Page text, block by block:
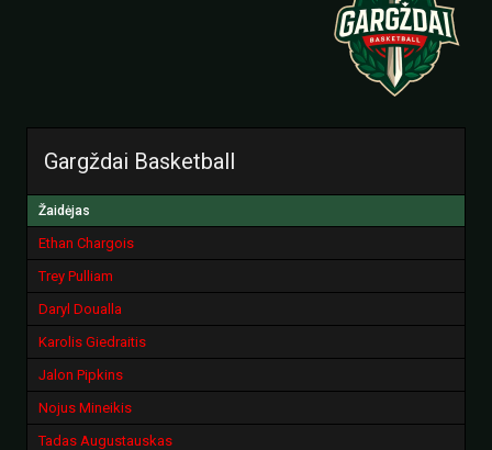
Gargždai Basketball
Žaidėjas
Ethan Chargois
Trey Pulliam
Daryl Doualla
Karolis Giedraitis
Jalon Pipkins
Nojus Mineikis
Tadas Augustauskas